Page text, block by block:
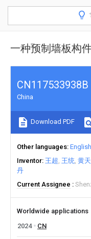
一种预制墙板构
CN117533938B
China
Download PDF
Other languages English
Inventor 王超 王统 黄
丹
Current Assignee
Worldwide applications
2024
CN